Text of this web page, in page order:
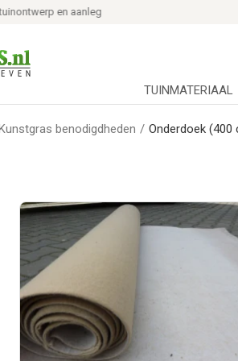
en aanleg
TUINMATERIAAL
benodigdheden / Onderdoek (400